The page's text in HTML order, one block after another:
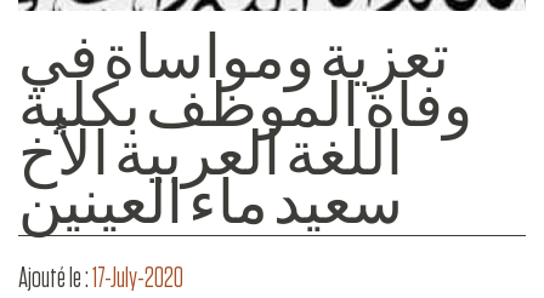
تعزية ومواساة في
وفاة الموظف بكلية
اللغة العربية الأخ
سعيد ماء العينين
Ajouté le :17-July-2020